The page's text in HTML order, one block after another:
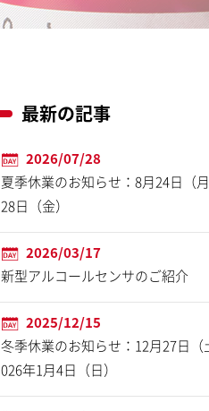
最新の記事
2026/07/28
夏季休業のお知らせ：8月24日（
28日（金）
2026/03/17
新型アルコールセンサのご紹介
2025/12/15
冬季休業のお知らせ：12月27日（
026年1月4日（日）